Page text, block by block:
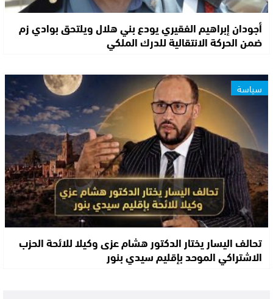
أجودان إبراهيم الفقيري يودع بني هلال ويلتحق بوادي زم
ضمن الحركة الانتقالية للدرك الملكي
سياسة
تحالف اليسار يختار الدكتور هشام عزى وكيلا للائحة الحزب
الاشتراكي الموحد بإقليم سيدي بنور